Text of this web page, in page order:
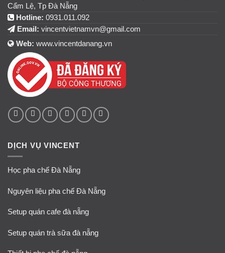
Cẩm Lệ, Tp Đà Nẵng
Hotline: 0931.011.092
Email: vincentvietnamvn@gmail.com
Web: www.vincentdanang.vn
DỊCH VỤ VINCENT
Học pha chế Đà Nẵng
Nguyên liệu pha chế Đà Nẵng
Setup quán cafe đà nẵng
Setup quán trà sữa đà nẵng